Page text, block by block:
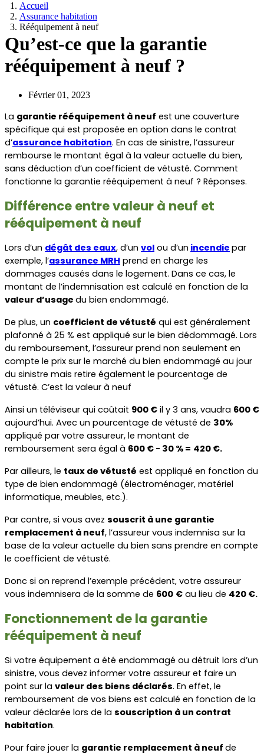
Accueil
Assurance habitation
Rééquipement à neuf
Qu’est-ce que la garantie
rééquipement à neuf ?
Février 01, 2023
La garantie rééquipement à neuf est une couverture
spécifique qui est proposée en option dans le contrat
d’assurance habitation. En cas de sinistre, l’assureur
rembourse le montant égal à la valeur actuelle du bien,
sans déduction d’un coefficient de vétusté. Comment
fonctionne la garantie rééquipement à neuf ? Réponses.
Différence entre valeur à neuf et
rééquipement à neuf
Lors d’un dégât des eaux, d’un vol ou d’un incendie par
exemple, l’assurance MRH prend en charge les
dommages causés dans le logement. Dans ce cas, le
valeur d’usage du bien endommagé.
De plus, un coefficient de vétusté qui est généralement
plafonné à 25 % est appliqué sur le bien dédommagé. Lors
du remboursement, l’assureur prend non seulement en
compte le prix sur le marché du bien endommagé au jour
du sinistre mais retire également le pourcentage de
vétusté. C’est la valeur à neuf
Ainsi un téléviseur qui coûtait 900 € il y 3 ans, vaudra 600 €
aujourd’hui. Avec un pourcentage de vétusté de 30%
appliqué par votre assureur, le montant de
remboursement sera égal à 600 € - 30 % = 420 €.
Par ailleurs, le taux de vétusté est appliqué en fonction du
type de bien endommagé (électroménager, matériel
informatique, meubles, etc.).
Par contre, si vous avez souscrit à une garantie
remplacement à neuf, l’assureur vous indemnisa sur la
base de la valeur actuelle du bien sans prendre en compte
le coefficient de vétusté.
Donc si on reprend l’exemple précédent, votre assureur
vous indemnisera de la somme de 600 € au lieu de 420 €.
Fonctionnement de la garantie
rééquipement à neuf
Si votre équipement a été endommagé ou détruit lors d’un
sinistre, vous devez informer votre assureur et faire un
point sur la valeur des biens déclarés. En effet, le
remboursement de vos biens est calculé en fonction de la
valeur déclarée lors de la souscription à un contrat
habitation.
Pour faire jouer la garantie remplacement à neuf de